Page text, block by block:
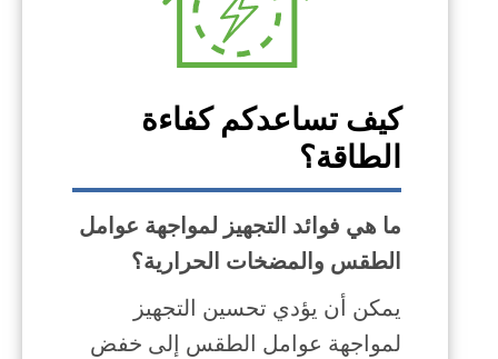
كيف تساعدكم كفاءة
الطاقة؟
ما هي فوائد التجهيز لمواجهة عوامل
الطقس والمضخات الحرارية؟
يمكن أن يؤدي تحسين التجهيز
لمواجهة عوامل الطقس إلى خفض